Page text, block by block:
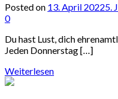
Posted on 13. April 20225.
0
Du hast Lust, dich
Jeden Donnerstag […]
Weiterlesen